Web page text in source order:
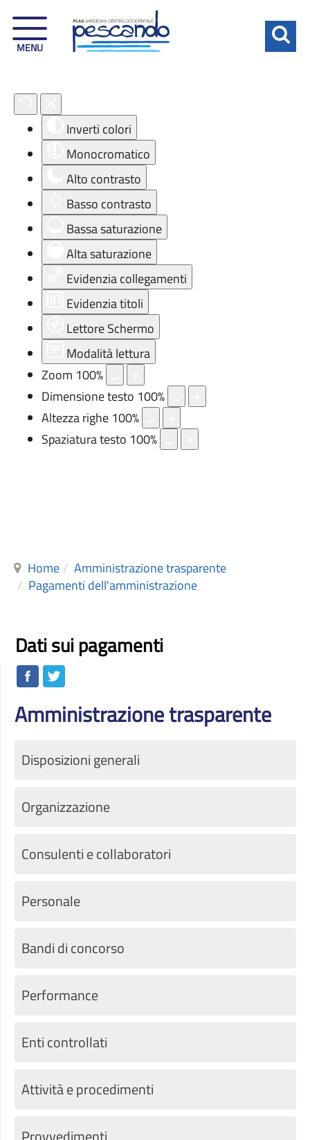
Inverti colori
Monocromatico
Alto contrasto
Basso contrasto
Bassa saturazione
Alta saturazione
Evidenzia collegamenti
Evidenzia titoli
Lettore Schermo
Modalità lettura
Zoom 100%
Dimensione testo 100%
Altezza righe 100%
Spaziatura testo 100%
MENU
Home
Amministrazione trasparente
Pagamenti dell'amministrazione
Dati sui pagamenti
Amministrazione trasparente
Disposizioni generali
Organizzazione
Consulenti e collaboratori
Personale
Bandi di concorso
Performance
Enti controllati
Attività e procedimenti